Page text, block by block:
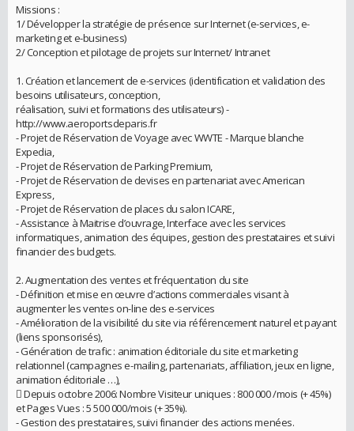
Missions :
1/ Développer la stratégie de présence sur Internet (e-services, e-
marketing et e-business)
2/ Conception et pilotage de projets sur Internet/ Intranet
1. Création et lancement de e-services (identification et validation des
besoins utilisateurs, conception,
réalisation, suivi et formations des utilisateurs) -
http://www.aeroportsdeparis.fr
- Projet de Réservation de Voyage avec WWTE - Marque blanche
Expedia,
- Projet de Réservation de Parking Premium,
- Projet de Réservation de devises en partenariat avec American
Express,
- Projet de Réservation de places du salon ICARE,
- Assistance à Maitrise d’ouvrage, Interface avec les services
informatiques, animation des équipes, gestion des prestataires et suivi
financier des budgets.
2. Augmentation des ventes et fréquentation du site
- Définition et mise en œuvre d’actions commerciales visant à
augmenter les ventes on-line des e-services
- Amélioration de la visibilité du site via référencement naturel et payant
(liens sponsorisés),
- Génération de trafic : animation éditoriale du site et marketing
relationnel (campagnes e-mailing, partenariats, affiliation, jeux en ligne,
animation éditoriale …),
 Depuis octobre 2006: Nombre Visiteur uniques : 800 000 /mois (+ 45%)
et Pages Vues : 5 500 000/mois (+ 35%).
- Gestion des prestataires, suivi financier des actions menées.